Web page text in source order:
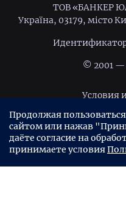
Взять займ в
ТОВ «БАНКЕР
Україна, 03179, місто
© 2001 —
Условия
Политика
Продолжая
сайтом или нажав
даёте согласие на
принимаете условия